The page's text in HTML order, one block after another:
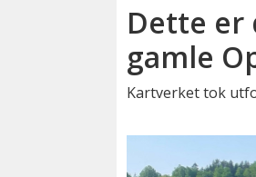
Dette er
gamle
Kartverket tok